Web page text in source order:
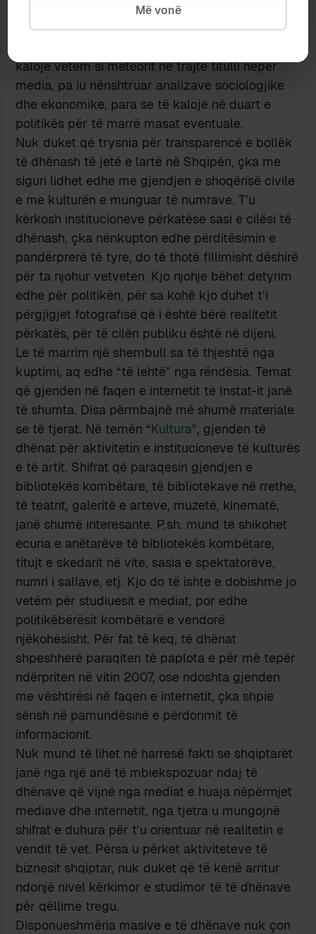
analizat afatshkurtër që rrjedhin prej tij. Mirëpo,
nuk duket normale që shifra për rritjen e
kalojë vetëm si meteorit në trajtë titulli nëpër
media, pa iu nënshtruar analizave sociologjike
dhe ekonomike, para se të kalojë në duart e
politikës për të marrë masat eventuale.
Nuk duket që trysnia për transparencë e bollëk
të dhënash të jetë e lartë në Shqipëri, çka me
siguri lidhet edhe me gjendjen e shoqërisë civile
e me kulturën e munguar të numrave. T’u
kërkosh institucioneve përkatëse sasi e cilësi të
dhënash, çka nënkupton edhe përditësimin e
pandërprerë të tyre, do të thotë fillimisht dëshirë
për ta njohur vetveten. Kjo njohje bëhet detyrim
edhe për politikën, për sa kohë kjo duhet t’i
përgjigjet fotografisë që i është bërë realitetit
përkatës, për të cilën publiku është në dijeni.
Le të marrim një shembull sa të thjeshtë nga
kuptimi, aq edhe “të lehtë” nga rëndësia. Temat
që gjenden në faqen e internetit të Instat-it janë
të shumta. Disa përmbajnë më shumë materiale
se të tjerat. Në temën “Kultura”, gjenden të
dhënat për aktivitetin e institucioneve të kulturës
e të artit. Shifrat që paraqesin gjendjen e
bibliotekës kombëtare, të bibliotekave në rrethe,
të teatrit, galeritë e arteve, muzetë, kinematë,
janë shumë interesante. P.sh. mund të shikohet
ecuria e anëtarëve të bibliotekës kombëtare,
titujt e skedarit në vite, sasia e spektatorëve,
numri i sallave, etj. Kjo do të ishte e dobishme jo
vetëm për studiuesit e mediat, por edhe
politikëbërësit kombëtarë e vendorë
njëkohësisht. Për fat të keq, të dhënat
shpeshherë paraqiten të paplota e për më tepër
ndërpriten në vitin 2007, ose ndoshta gjenden
me vështirësi në faqen e internetit, çka shpie
sërish në pamundësinë e përdorimit të
informacionit.
Nuk mund të lihet në harresë fakti se shqiptarët
janë nga një anë të mbiekspozuar ndaj të
dhënave që vijnë nga mediat e huaja nëpërmjet
mediave dhe internetit, nga tjetra u mungojnë
shifrat e duhura për t’u orientuar në realitetin e
vendit të vet. Përsa u përket aktiviteteve të
biznesit shqiptar, nuk duket që të kenë arritur
ndonjë nivel kërkimor e studimor të të dhënave
për qëllime tregu.
Disponueshmëria masive e të dhënave nuk çon
Më vonë